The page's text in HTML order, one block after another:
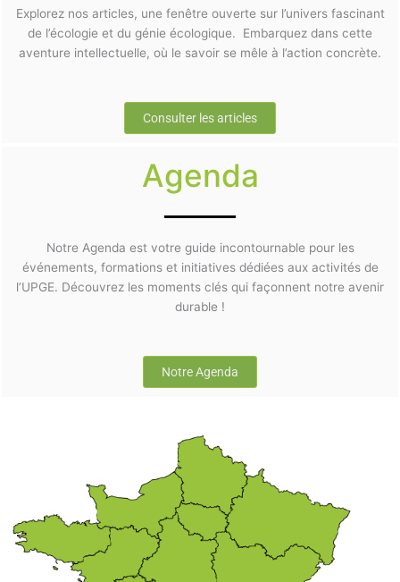
Explorez nos articles, une fenêtre ouverte sur l’univers fascinant
de l’écologie et du génie écologique. Embarquez dans cette
aventure intellectuelle, où le savoir se mêle à l’action concrète.
Consulter les articles
Agenda
Notre Agenda est votre guide incontournable pour les
événements, formations et initiatives dédiées aux activités de
l’UPGE. Découvrez les moments clés qui façonnent notre avenir
durable !
Notre Agenda